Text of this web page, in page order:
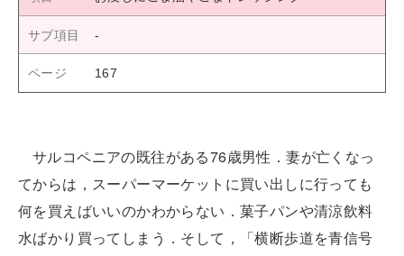
167
サルコペニアの既往がある76歳男性．妻が亡くなっ
てからは，スーパーマーケットに買い出しに行っても
何を買えばいいのかわからない．菓子パンや清涼飲料
水ばかり買ってしまう．そして，「横断歩道を青信号